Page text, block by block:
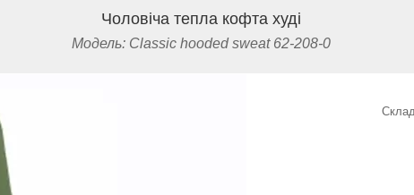
Чоловіча тепла кофта худі
Модель: Classic hooded sweat 62-208-0